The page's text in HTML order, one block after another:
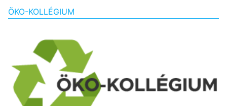
ÖKO-KOLLÉGIUM